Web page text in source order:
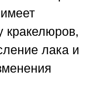
кракелюров,
лака и